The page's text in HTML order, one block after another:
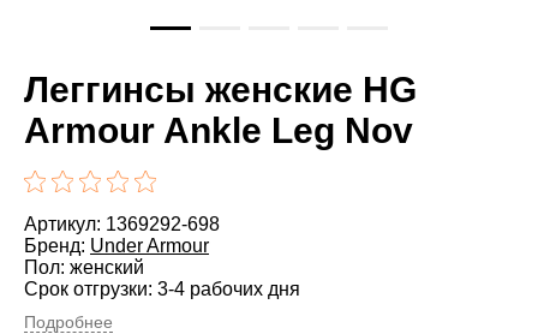
Леггинсы женские HG
Armour Ankle Leg Nov
Артикул: 1369292-698
Бренд: Under Armour
Пол: женский
Срок отгрузки: 3-4 рабочих дня
Подробнее